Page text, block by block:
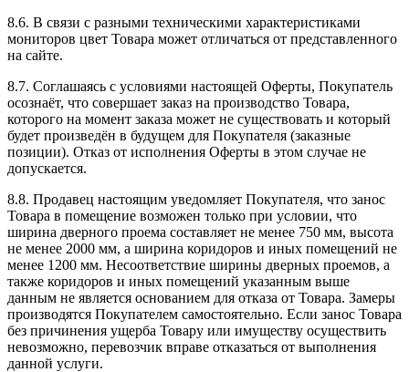
8.6. В связи с разными техническими характеристиками
мониторов цвет Товара может отличаться от представленного
на сайте.
8.7. Соглашаясь с условиями настоящей Оферты, Покупатель
осознаёт, что совершает заказ на производство Товара,
которого на момент заказа может не существовать и который
будет произведён в будущем для Покупателя (заказные
позиции). Отказ от исполнения Оферты в этом случае не
допускается.
8.8. Продавец настоящим уведомляет Покупателя, что занос
Товара в помещение возможен только при условии, что
ширина дверного проема составляет не менее 750 мм, высота
не менее 2000 мм, а ширина коридоров и иных помещений не
менее 1200 мм. Несоответствие ширины дверных проемов, а
также коридоров и иных помещений указанным выше
данным не является основанием для отказа от Товара. Замеры
производятся Покупателем самостоятельно. Если занос Товара
без причинения ущерба Товару или имуществу осуществить
невозможно, перевозчик вправе отказаться от выполнения
данной услуги.